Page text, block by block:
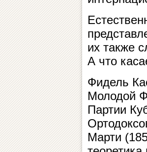
их также
А что
Фидель
Молодой
Партии
Марти